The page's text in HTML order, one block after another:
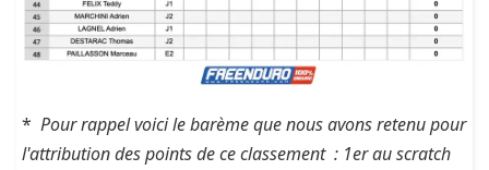
* Pour rappel voici le barème que nous avons retenu pour
l'attribution des points de ce classement : 1er au scratch